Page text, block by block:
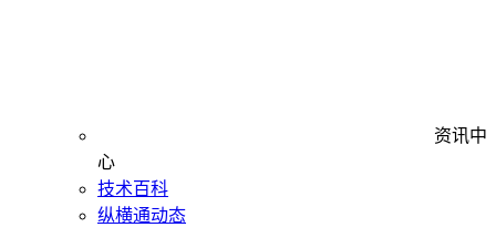
资讯中
心
技术百科
纵横通动态